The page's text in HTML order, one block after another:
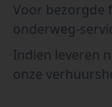
Voor bezorgde
onderweg-
Indien leveren
onze